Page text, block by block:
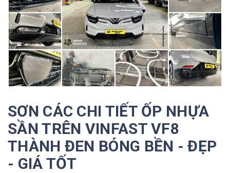
SƠN CÁC CHI TIẾT ỐP NHỰA
SẦN TRÊN VINFAST VF8
THÀNH ĐEN BÓNG BỀN - ĐẸP
- GIÁ TỐT